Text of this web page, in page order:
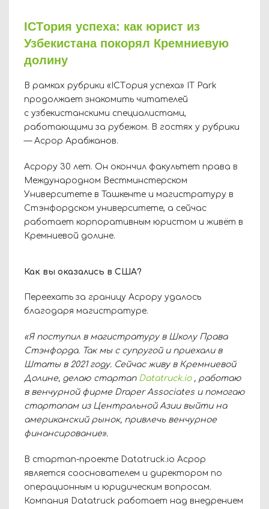
ICTория успеха: как юрист из
Узбекистана покорял Кремниевую
долину
В рамках рубрики «ICTория успеха» IT Park
продолжает знакомить читателей
с узбекистанскими специалистами,
работающими за рубежом. В гостях у рубрики
— Асрор Арабжанов.
Асрору 30 лет. Он окончил факультет права в
Международном Вестминстерском
Университете в Ташкенте и магистратуру в
Стэнфордском университете, а сейчас
работает корпоративным юристом и живёт в
Кремниевой долине.
Как вы оказались в США?
Переехать за границу Асрору удалось
благодаря магистратуре.
«Я поступил в магистратуру в Школу Права
Стэнфорда. Так мы с супругой и приехали в
Штаты в 2021 году. Сейчас живу в Кремниевой
Долине, делаю стартап Datatruck.io , работаю
в венчурной фирме Draper Associatesи помогаю
стартапам из Центральной Азии выйти на
американский рынок, привлечь венчурное
финансирование».
В стартап-проекте Datatruck.io Асрор
является сооснователем и директором по
операционным и юридическим вопросам.
Компания Datatruck работает над внедрением